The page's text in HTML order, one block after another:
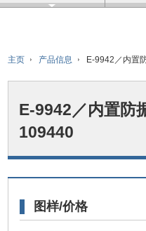
主页 产品信息 E-9942／内置
E-9942／内置防
109440
图样/价格